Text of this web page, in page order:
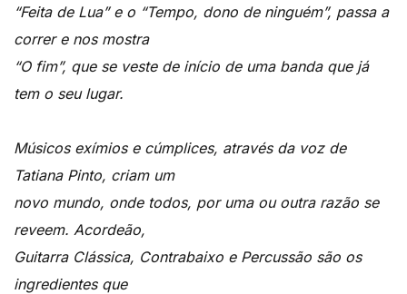
“Feita de Lua” e o “Tempo, dono de ninguém”, passa a
correr e nos mostra
“O fim”, que se veste de início de uma banda que já
tem o seu lugar.
Músicos exímios e cúmplices, através da voz de
Tatiana Pinto, criam um
novo mundo, onde todos, por uma ou outra razão se
reveem. Acordeão,
Guitarra Clássica, Contrabaixo e Percussão são os
ingredientes que